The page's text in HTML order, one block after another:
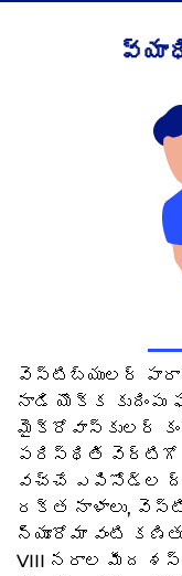
వెస్టిబ్యులర్
నాడి యొక్క కుదింపు
మైక్రోవాస్కులర్
పరిస్థితి
వచ్చే ఎపిసోడ్‌ల
రక్త నాళాలు,
న్యూరోమా వంటి
VIII నరాల మీద